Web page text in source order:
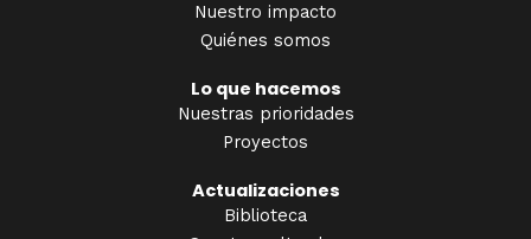
Nuestro impacto
Quiénes somos
Lo que hacemos
Nuestras prioridades
Proyectos
Actualizaciones
Biblioteca